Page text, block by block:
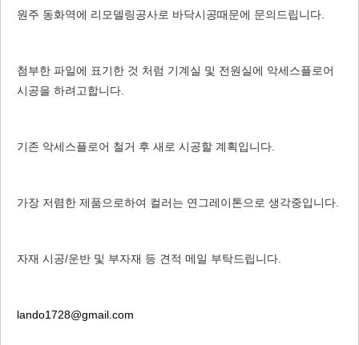
원주 동화역에 리모델링공사로 바닥시공때문에 문의드립니다.
첨부한 파일에 표기한 것 처럼 기계실 및 전원실에 악세스플로어
시공을 하려고합니다.
기존 악세스플로어 철거 후 새로 시공할 계획입니다.
가장 저렴한 제품으로하여 컬러는 연그레이톤으로 생각중입니다.
자재 시공/운반 및 부자재 등 견적 메일 부탁드립니다.
lando1728@gmail.com